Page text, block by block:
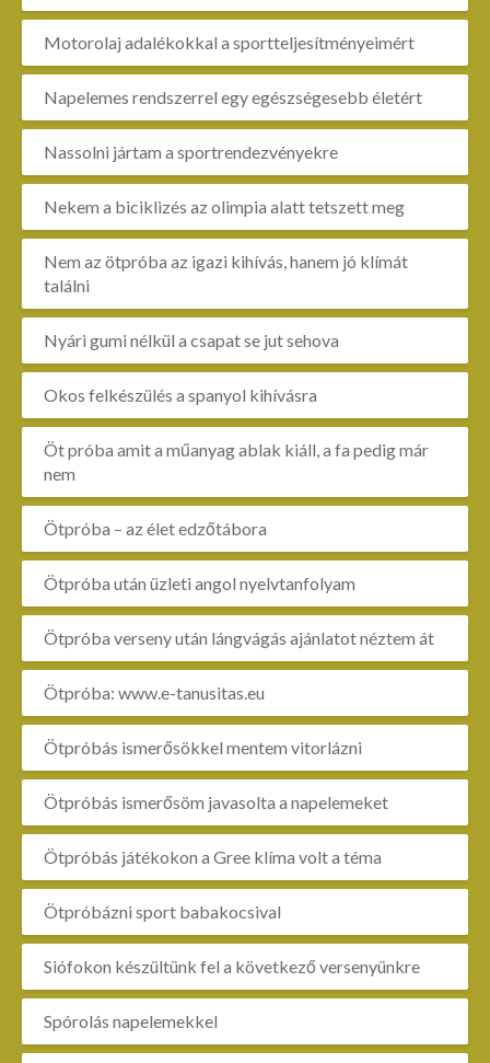
Motorolaj adalékokkal a sportteljesítményeimért
Napelemes rendszerrel egy egészségesebb életért
Nassolni jártam a sportrendezvényekre
Nekem a biciklizés az olimpia alatt tetszett meg
Nem az ötpróba az igazi kihívás, hanem jó klímát
találni
Nyári gumi nélkül a csapat se jut sehova
Okos felkészülés a spanyol kihívásra
Öt próba amit a műanyag ablak kiáll, a fa pedig már
nem
Ötpróba – az élet edzőtábora
Ötpróba után üzleti angol nyelvtanfolyam
Ötpróba verseny után lángvágás ajánlatot néztem át
Ötpróba: www.e-tanusitas.eu
Ötpróbás ismerősökkel mentem vitorlázni
Ötpróbás ismerősöm javasolta a napelemeket
Ötpróbás játékokon a Gree klíma volt a téma
Ötpróbázni sport babakocsival
Siófokon készültünk fel a következő versenyünkre
Spórolás napelemekkel